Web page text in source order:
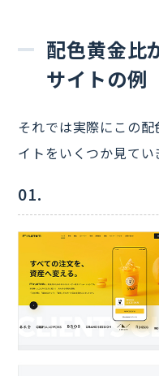
配色黄金比
サイトの例
それでは実際にこの
イトをいくつか見てい
01.